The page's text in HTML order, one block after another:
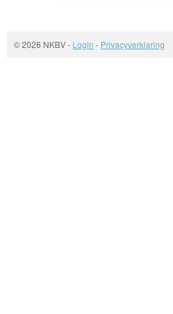
© 2026 NKBV- Login - Privacyverklaring